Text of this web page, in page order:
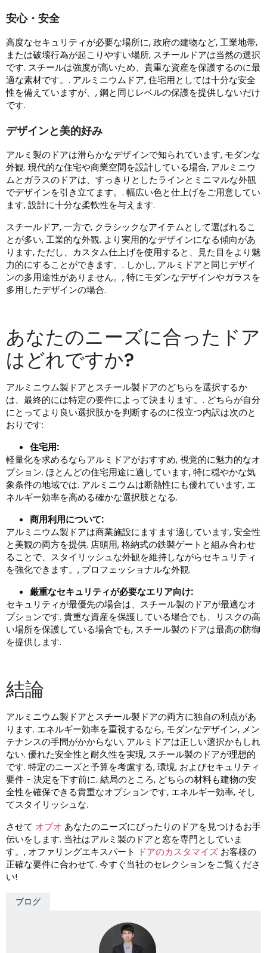
安心・安全
高度なセキュリティが必要な場所に, 政府の建物など, 工業地帯,
または破壊行為が起こりやすい場所, スチールドアは当然の選択
です. スチールは強度が高いため、貴重な資産を保護するのに最
適な素材です。. アルミニウムドア, 住宅用としては十分な安全
性を備えていますが、, 鋼と同じレベルの保護を提供しないだけ
です.
デザインと美的好み
アルミ製のドアは滑らかなデザインで知られています, モダンな
外観. 現代的な住宅や商業空間を設計している場合, アルミニウ
ムとガラスのドアは、すっきりとしたラインとミニマルな外観
でデザインを引き立てます。. 幅広い色と仕上げをご用意してい
ます, 設計に十分な柔軟性を与えます.
スチールドア, 一方で, クラシックなアイテムとして選ばれるこ
とが多い, 工業的な外観. より実用的なデザインになる傾向があ
ります, ただし、カスタム仕上げを使用すると、見た目をより魅
力的にすることができます。. しかし, アルミドアと同じデザイ
ンの多用途性がありません。, 特にモダンなデザインやガラスを
多用したデザインの場合.
あなたのニーズに合ったドア
はどれですか?
アルミニウム製ドアとスチール製ドアのどちらを選択するか
は、最終的には特定の要件によって決まります。. どちらが自分
にとってより良い選択肢かを判断するのに役立つ内訳は次のと
おりです:
住宅用:
軽量化を求めるならアルミドアがおすすめ, 視覚的に魅力的なオ
プション. ほとんどの住宅用途に適しています, 特に穏やかな気
象条件の地域では. アルミニウムは断熱性にも優れています, エ
ネルギー効率を高める確かな選択肢となる.
商用利用について:
アルミニウム製ドアは商業施設にますます適しています, 安全性
と美観の両方を提供. 店頭用, 格納式の鉄製ゲートと組み合わせ
ることで、スタイリッシュな外観を維持しながらセキュリティ
を強化できます。, プロフェッショナルな外観.
厳重なセキュリティが必要なエリア向け:
セキュリティが最優先の場合は、スチール製のドアが最適なオ
プションです. 貴重な資産を保護している場合でも、リスクの高
い場所を保護している場合でも, スチール製のドアは最高の防御
を提供します.
結論
アルミニウム製ドアとスチール製ドアの両方に独自の利点があ
ります. エネルギー効率を重視するなら, モダンなデザイン, メン
テナンスの手間がかからない, アルミドアは正しい選択かもしれ
ない. 優れた安全性と耐久性を実現, スチール製のドアが理想的
です. 特定のニーズと予算を考慮する, 環境, およびセキュリティ
要件 - 決定を下す前に. 結局のところ, どちらの材料も建物の安
全性を確保できる貴重なオプションです, エネルギー効率, そし
てスタイリッシュな.
させて オプオ あなたのニーズにぴったりのドアを見つけるお手
伝いをします. 当社はアルミ製のドアと窓を専門としていま
す。, オファリングエキスパート ドアのカスタマイズ お客様の
正確な要件に合わせて. 今すぐ当社のセレクションをご覧くださ
い!
ブログ